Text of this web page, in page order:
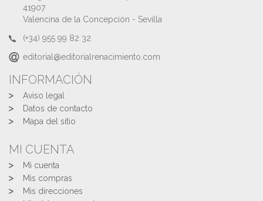
41907
Valencina de la Concepción - Sevilla
(+34) 955 99 82 32
editorial@editorialrenacimiento.com
INFORMACIÓN
Aviso legal
Datos de contacto
Mapa del sitio
MI CUENTA
Mi cuenta
Mis compras
Mis direcciones